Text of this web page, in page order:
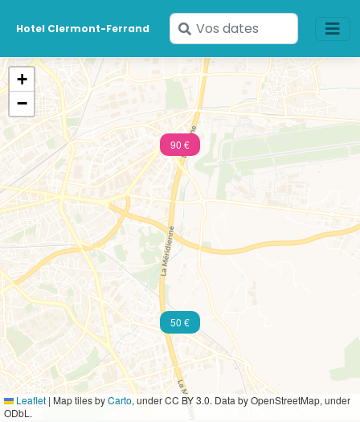
Hotel Clermont-Ferrand
Saisissez
vos
dates
90 €
50 €
+
−
Leaflet | Map tiles byCarto, under CC BY 3.0. Data by OpenStreetMap, under
ODbL.